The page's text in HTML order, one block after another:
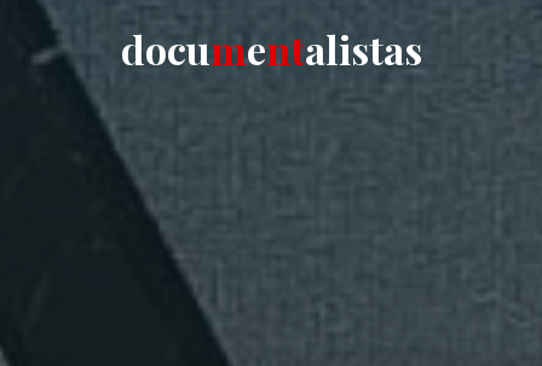
documentalistas